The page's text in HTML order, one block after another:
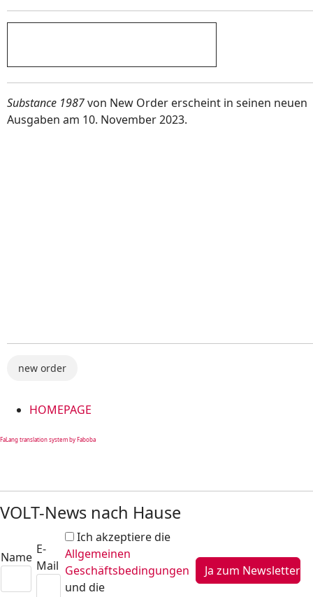
Substance 1987von New Order erscheint in seinen neuen
Ausgaben am 10. November 2023.
new order
HOMEPAGE
FaLang translation system by Faboba
VOLT-News nach Hause
Name
E-
Mail
Ich akzeptiere die
Allgemeinen
Geschäftsbedingungen
und die